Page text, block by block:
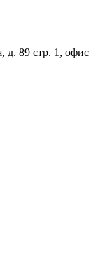
д. 89 стр. 1, офис